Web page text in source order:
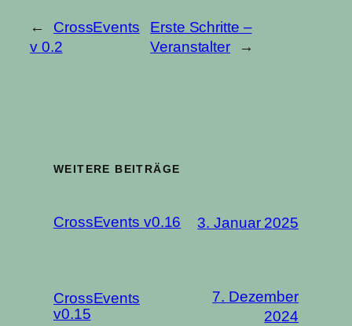
←
CrossEvents
v 0.2
Erste Schritte –
Veranstalter
→
WEITERE BEITRÄGE
CrossEvents v0.16 3. Januar 2025
CrossEvents
v0.15
7. Dezember
2024